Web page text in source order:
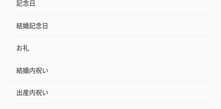
記念日
結婚記念日
お礼
結婚内祝い
出産内祝い